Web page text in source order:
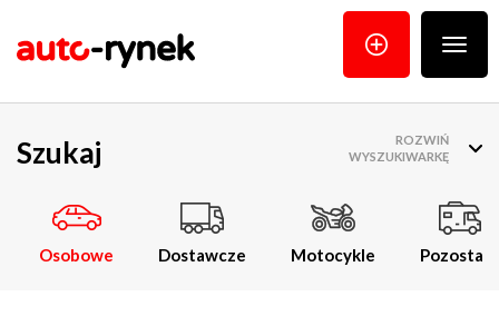
menu
Szukaj
Osobowe Dostawcze Motocykle Pozostałe
ROZWIŃ
WYSZUKIWARKĘ